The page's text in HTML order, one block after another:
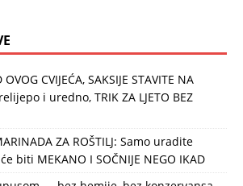
CVIJEĆA, SAKSIJE STAVITE NA
i uredno, TRIK ZA LJETO BEZ
ZA ROŠTILJ: Samo uradite
biti MEKANO I SOČNIJE NEGO IKAD